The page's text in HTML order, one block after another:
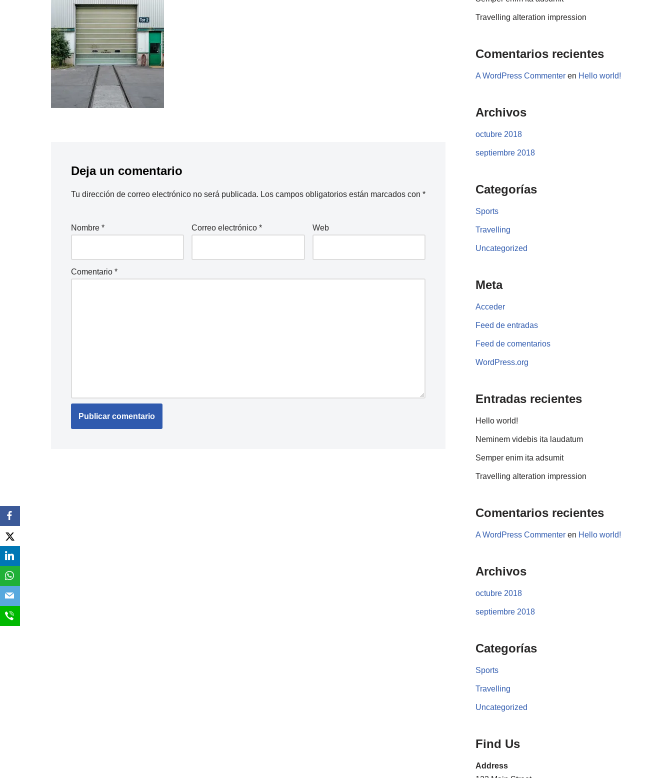
Deja un comentario
Tu dirección de correo electrónico no será publicada. Los campos obligatorios están marcados con *
Nombre * Correo electrónico* Web
Comentario *
Travelling alteration impression
Comentarios recientes
A WordPress Commenter en Hello world!
Archivos
octubre 2018
septiembre 2018
Categorías
Sports
Travelling
Uncategorized
Meta
Acceder
Feed de entradas
Feed de comentarios
WordPress.org
Entradas recientes
Hello world!
Neminem videbis ita laudatum
Semper enim ita adsumit
Travelling alteration impression
Comentarios recientes
A WordPress Commenter en Hello world!
Archivos
octubre 2018
septiembre 2018
Categorías
Sports
Travelling
Uncategorized
Find Us
Address